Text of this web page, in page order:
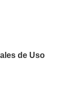
de Uso